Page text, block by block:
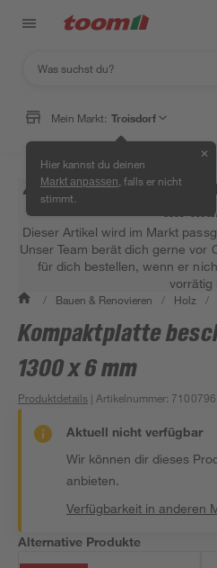
Mein Markt: Troisdorf
Hier kannst du deinen
Markt anpassen , falls er nicht
stimmt.
✕
Zuschnittsartikel –
im
Dieser Artikel wird im Markt
Unser Team berät dich gerne vor
für dich bestellen, wenn er
vorrätig
/ Bauen & Renovieren / Holz /
Kompaktplatte
1300 x 6 mm
Produktdetails | Artikelnummer: 7100796
Aktuell nicht verfügbar
Wir können dir dieses
anbieten.
Verfügbarkeit in anderen
Alternative Produkte